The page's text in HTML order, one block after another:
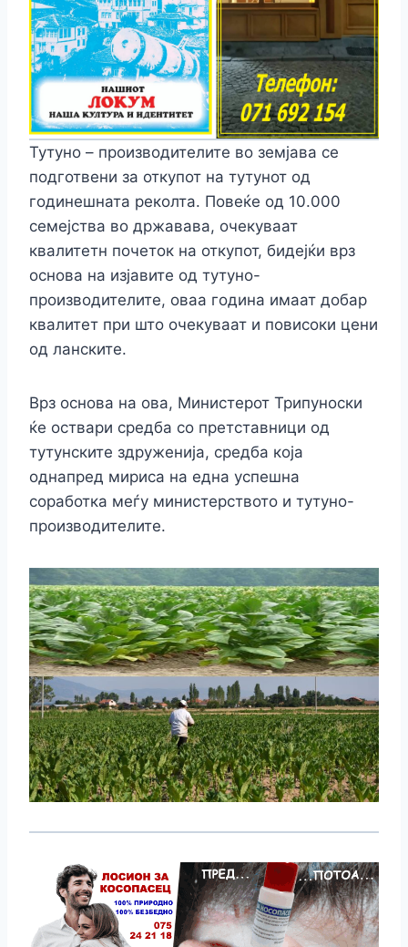
Тутуно – производителите во земјава се
подготвени за откупот на тутунот од
годинешната реколта. Повеќе од 10.000
семејства во државава, очекуваат
квалитетн почеток на откупот, бидејќи врз
основа на изјавите од тутуно-
производителите, оваа година имаат добар
квалитет при што очекуваат и повисоки цени
од ланските.
Врз основа на ова, Министерот Трипуноски
ќе оствари средба со претставници од
тутунските здруженија, средба која
однапред мириса на една успешна
соработка меѓу министерството и тутуно-
производителите.